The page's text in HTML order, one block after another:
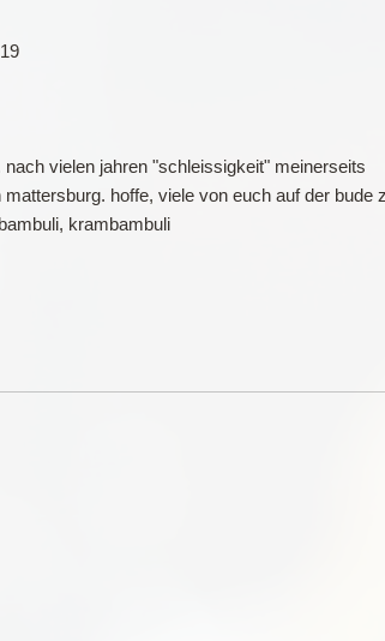
vielen jahren "schleissigkeit" meinerseits
hoffe, viele von euch auf der bude
krambambuli